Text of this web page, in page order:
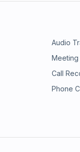
Audio
Meeting
Call
Phone